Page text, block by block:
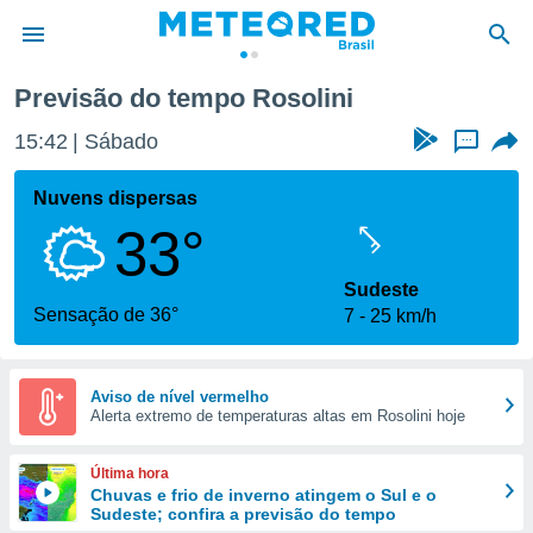
da
fornecidas
a este
das
e
forma
digital
Previsão do tempo Rosolini
15:42 Sábado ...
Nuvens dispersas
33°
Sensação de 36°
Sudeste
7
25 km/h
Aviso de nível vermelho
Alerta extremo de temperaturas altas em Rosolini hoje
Última hora
Chuvas e frio de inverno atingem o Sul e o
Sudeste; confira a previsão do tempo